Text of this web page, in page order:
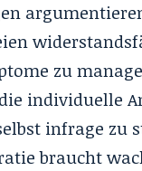
zu
individuelle
infrage zu
braucht